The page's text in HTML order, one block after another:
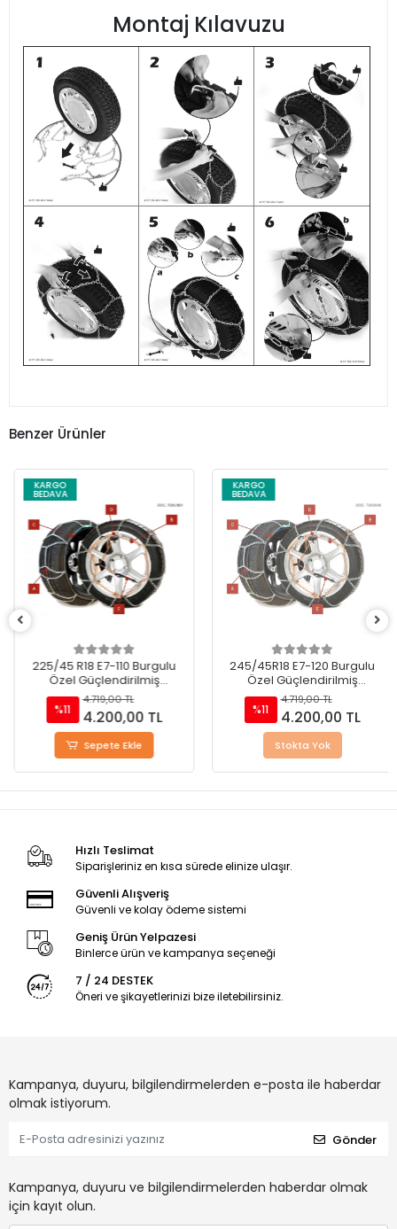
Montaj Kılavuzu
Benzer Ürünler
KARGO
BEDAVA
225/45 R18 E7-110 Burgulu
Özel Güçlendirilmiş
Takmatik Kar Zinciri
%11
4.719,00 TL
4.200,00 TL
Sepete Ekle
KARGO
BEDAVA
245/45R18 E7-120 Burgulu
Özel Güçlendirilmiş
Takmatik Kar Zinciri
%11
4.719,00 TL
4.200,00 TL
Stokta Yok
Hızlı Teslimat
Siparişleriniz en kısa sürede elinize ulaşır.
Güvenli Alışveriş
Güvenli ve kolay ödeme sistemi
Geniş Ürün Yelpazesi
Binlerce ürün ve kampanya seçeneği
7 / 24 DESTEK
Öneri ve şikayetlerinizi bize iletebilirsiniz.
Kampanya, duyuru, bilgilendirmelerden e-posta ile haberdar
olmak istiyorum.
Gönder
Kampanya, duyuru ve bilgilendirmelerden haberdar olmak
için kayıt olun.